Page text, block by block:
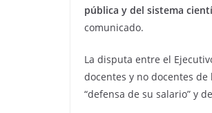
pública y del sistema
comunicado.
La disputa entre el
docentes y no docentes de
“defensa de su salario” y